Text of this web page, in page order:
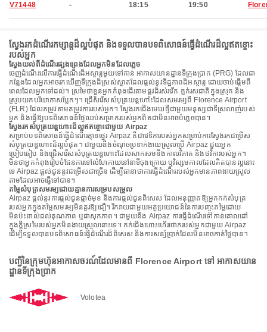
V71448 - 18:15 19:50
ស្វែងរកដំណើរកម្សាន្តដ៏ល្អបំផុត និងទទួលបានបទពិសោធន៍ធ្វើដំណើរដ៏ល្អឥតខ្ចោះ
របស់អ្នក
ស្វែងយល់ពីដំណើរផ្សងព្រេងដែលអ្នកមិនដែលភ្លេច
ចេញដំណើរលើការធ្វើដំណើរដ៏អស្ចារ្យមួយទៅកាន់ អាកាសយានដ្ឋានទីក្រុងប្រាក (PRG) ដែលជា
កន្លែងដែលអ្នកអាចរកឃើញទីក្រុងដ៏ស្រស់ស្អាតដែលផ្តល់នូវទិដ្ឋភាពដ៏អស្ចារ្យ ដោយចាប់ផ្តើមពី
ពេលដែលអ្នកទៅដល់។ ស្រមៃថាខ្លួនអ្នកកំពុងដើរតាមផ្លូវដ៏រស់រវើក ភ្លក់រសជាតិក្នុងស្រុក និង
ស្រូបយកបរិយាកាសប្លែកៗ។ ជ្រើសរើសសំបុត្រយន្តហោះដែលសមរម្យពី Florence Airport
(FLR) ដែលតម្រូវតាមតម្រូវការរបស់អ្នក។ ស្វែងរកជើងមេឃថ្មីជាមួយមនុស្សជាទីស្រលាញ់របស់
អ្នក និងធ្វើឱ្យបទពិសោធន៍ថ្ងៃឈប់សម្រាករបស់អ្នកពិតជាមិនអាចបំភ្លេចបាន។
ស្វែងរកសំបុត្រយន្តហោះដ៏ល្អឥតខ្ចោះជាមួយ Airpaz
សម្រាប់បទពិសោធន៍ធ្វើដំណើរគ្មានថ្នេរ Airpaz គឺជាវេទិការបស់អ្នកសម្រាប់ការស្វែងរកជម្រើស
សំបុត្រយន្តហោះដ៏ល្អបំផុត។ ជាមួយនឹងចំណុចប្រទាក់ងាយស្រួលប្រើ Airpaz ជួយអ្នក
ប្រៀបធៀប និងជ្រើសរើសសំបុត្រយន្តហោះដែលសាកសមនឹងកាលវិភាគ និងថវិការបស់អ្នក។
មិនថាអ្នកកំពុងរៀបចំផែនការទៅលំហែកាយនៅនាទីចុងក្រោយ ឬវិស្សមកាលដែលគិតបានល្អនោះ
ទេ Airpaz ផ្តល់ជូននូវជម្រើសជាច្រើន ដើម្បីធានាថាការធ្វើដំណើររបស់អ្នកមានភាពងាយស្រួល
តាមដែលអាចធ្វើទៅបាន។
តម្លៃសំបុត្រសមរម្យដោយគ្មានការសម្របសម្រួល
Airpaz ផ្តល់នូវការផ្តល់ជូនផ្តាច់មុខ និងការផ្តល់ជូនពិសេស ដែលអនុញ្ញាតឱ្យអ្នកកក់សំបុត្រ
របស់អ្នកក្នុងតម្លៃសមរម្យមិនគួរឱ្យជឿ។ រីករាយជាមួយអត្ថប្រយោជន៍នៃការបញ្ចុះតម្លៃដោយ
មិនប៉ះពាល់ដល់គុណភាព ឬផាសុកភាព។ ជាមួយនឹង Airpaz ការធ្វើដំណើរទៅកាន់គោលដៅ
ក្នុងក្តីស្រមៃរបស់អ្នកមិនងាយស្រួលនោះទេ។ កក់ជើងហោះហើរថោករបស់អ្នកជាមួយ Airpaz
ដើម្បីទទួលបានបទពិសោធន៍ធ្វើដំណើរដ៏ពិសេស និងការសន្សំប្រាក់ដែលមិនអាចកាត់ថ្លៃបាន។
បញ្ជីនៃក្រុមហ៊ុនអាកាសចរណ៍ដែលមានពី Florence Airport ទៅ អាកាសយាន
ដ្ឋានទីក្រុងប្រាក
Volotea